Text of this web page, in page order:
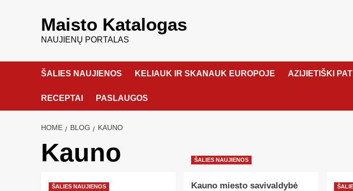
Maisto Katalogas
NAUJIENŲ PORTALAS
ŠALIES NAUJIENOS KELIAUK IR SKANAUK EUROPOJE AZIJIETIŠKI
RECEPTAI PASLAUGOS
HOME BLOG KAUNO
Kauno
ŠALIES NAUJIENOS
ŠALIES NAUJIENOS
Kauno miesto savivaldybė